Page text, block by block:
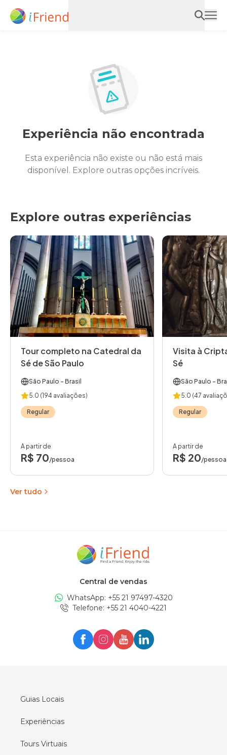
Experiência não encontrada
Esta experiência não existe ou não está mais
disponível. Explore outras opções incríveis.
Explore outras experiências
Tour completo na Catedral da
Sé de São Paulo
São Paulo - Brasil
5.0 (194 avaliações)
Regular
A partir de
R$ 70/pessoa
Visita à
Sé
São Paulo -
5.0 (47
Regular
A partir de
R$ 20/pessoa
Ver tudo
Central de vendas
WhatsApp: +55 21 97497-4320
Telefone: +55 21 4040-4221
Guias Locais
Experiências
Tours Virtuais